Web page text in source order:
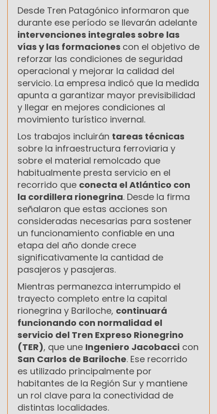
Desde Tren Patagónico informaron que
durante ese período se llevarán adelante
intervenciones integrales sobre las
vías y las formaciones con el objetivo de
reforzar las condiciones de seguridad
operacional y mejorar la calidad del
servicio. La empresa indicó que la medida
apunta a garantizar mayor previsibilidad
y llegar en mejores condiciones al
movimiento turístico invernal.
Los trabajos incluirán tareas técnicas
sobre la infraestructura ferroviaria y
sobre el material remolcado que
habitualmente presta servicio en el
recorrido que conecta el Atlántico con
la cordillera rionegrina. Desde la firma
señalaron que estas acciones son
consideradas necesarias para sostener
un funcionamiento confiable en una
etapa del año donde crece
significativamente la cantidad de
pasajeros y pasajeras.
Mientras permanezca interrumpido el
trayecto completo entre la capital
rionegrina y Bariloche, continuará
funcionando con normalidad el
servicio del Tren Expreso Rionegrino
(TER), que une Ingeniero Jacobacci con
San Carlos de Bariloche. Ese recorrido
es utilizado principalmente por
habitantes de la Región Sur y mantiene
un rol clave para la conectividad de
distintas localidades.